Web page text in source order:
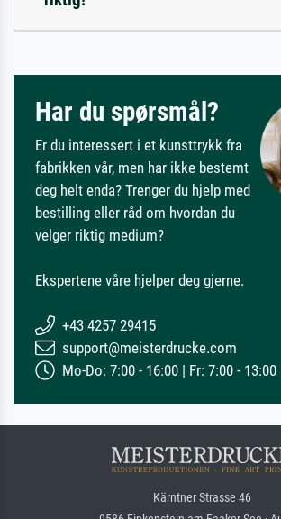
Har du spørsmål?
Er du interessert i et kunsttrykk fra
fabrikken vår, men har ikke bestemt
deg helt enda? Trenger du hjelp med
bestilling eller råd om hvordan du
velger riktig medium?
Ekspertene våre hjelper deg gjerne.
+43 4257 29415
support@meisterdrucke.com
Mo-Do: 7:00 - 16:00 | Fr: 7:00 - 13:00
Kärntner Strasse 46